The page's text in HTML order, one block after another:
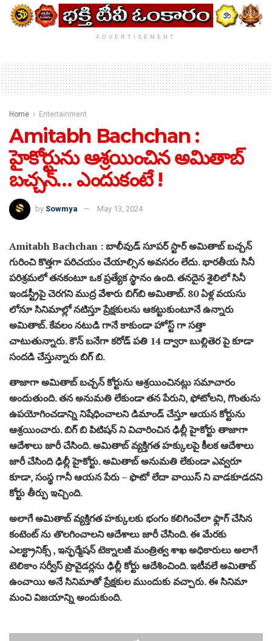
ADVERTISEMENT
Home Entertainment
Amitabh Bachchan :
హైకోర్టును ఆశ్రయించిన అమితాబ్
బచ్చన్… ఎందుకంటే !
by Sowmya May 13, 2024
Amitabh Bachchan : బాలీవుడ్ సూపర్ స్టార్ అమితాబ్ బచ్చన్
గురించి కొత్తగా పరిచయం చేయాల్సిన అవసరం లేదు. భారతీయ సినీ
పరిశ్రమలో తనకంటూ ఒక ప్రత్యేక స్థానం ఉంది. తనదైన శైలిలో సినీ
ఇండస్ట్రీపై చెరగని ముద్ర వేశారు బిగ్‌బి అమితాబ్‌. 80 ఏళ్ల వయసు
లోనూ సినిమాల్లో నటిస్తూ ప్రేక్షకులను ఆకట్టుకుంటూనే ఉన్నారు
అమితాబ్. కేవలం నటుడి గానే కాకుండా హోస్ట్ గా సత్తా
చాటుతున్నారు. కౌన్ బనేగా కరోడ్ పతి 14 ద్వారా బుల్లితెర పై కూడా
సందడి చేస్తున్నారు బిగ్ బి.
తాజాగా అమితాబ్ బచ్చన్ కోర్టును ఆశ్రయించినట్లు సమాచారం
అందుతుంది. తన అనుమతి లేకుండా తన పేరుని, ఫోటోలని, గొంతును
ఉపయోగించడాన్ని నిషేధించాలని డిమాండ్ చేస్తూ ఆయన కోర్టును
ఆశ్రయించారు. బిగ్ బి పిటిషన్ ని విచారించిన ఢిల్లీ హైకోర్టు తాజాగా
ఆదేశాలు జారీ చేసింది. అమితాబ్ వ్యక్తిగత హక్కులపై కీలక ఆదేశాలు
జారీ చేసింది ఢిల్లీ హైకోర్టు. అమితాబ్ అనుమతి లేకుండా ఎవ్వరూ
కూడా, సంస్థ గానీ ఆయన పేరు – ఫొటో లేదా వాయిస్ ని వాడకూడదని
కోర్టు తీర్పు ఇచ్చింది.
అలాగే అమితాబ్ వ్యక్తిగత హక్కులకు భంగం కలిగించేలా ఫ్లాగ్ చేసిన
కంటెంట్ ను తొలగించాలని ఆదేశాలు జారీ చేసింది. ఈ మేరకు
ఎలక్ట్రానిక్స్ , ఇన్ఫర్మేషన్ టెక్నాలజీ మంత్రిత్వ శాఖ అధికారులు అలాగే
టెలికాం సర్వీస్ ప్రొవైడర్లను ఢిల్లీ కోర్టు ఆదేశించింది. ఇటీవలే అమితాబ్
ఉంచాయి అనే సినిమాతో ప్రేక్షకుల ముందుకు వచ్చారు. ఈ సినిమా
మంచి విజయాన్ని అందుకుంది.